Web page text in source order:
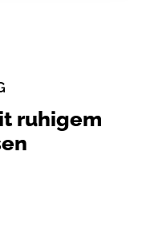
ruhigem